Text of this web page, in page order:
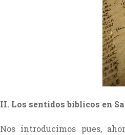
II. Los sentidos bíblicos en
Nos introducimos pues,